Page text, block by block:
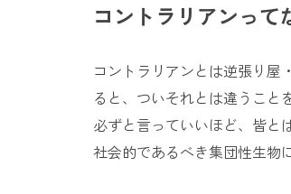
コントラリアンって
コントラリアンとは逆張り屋
ると、ついそれとは違うこと
必ずと言っていいほど、皆と
社会的であるべき集団性生物